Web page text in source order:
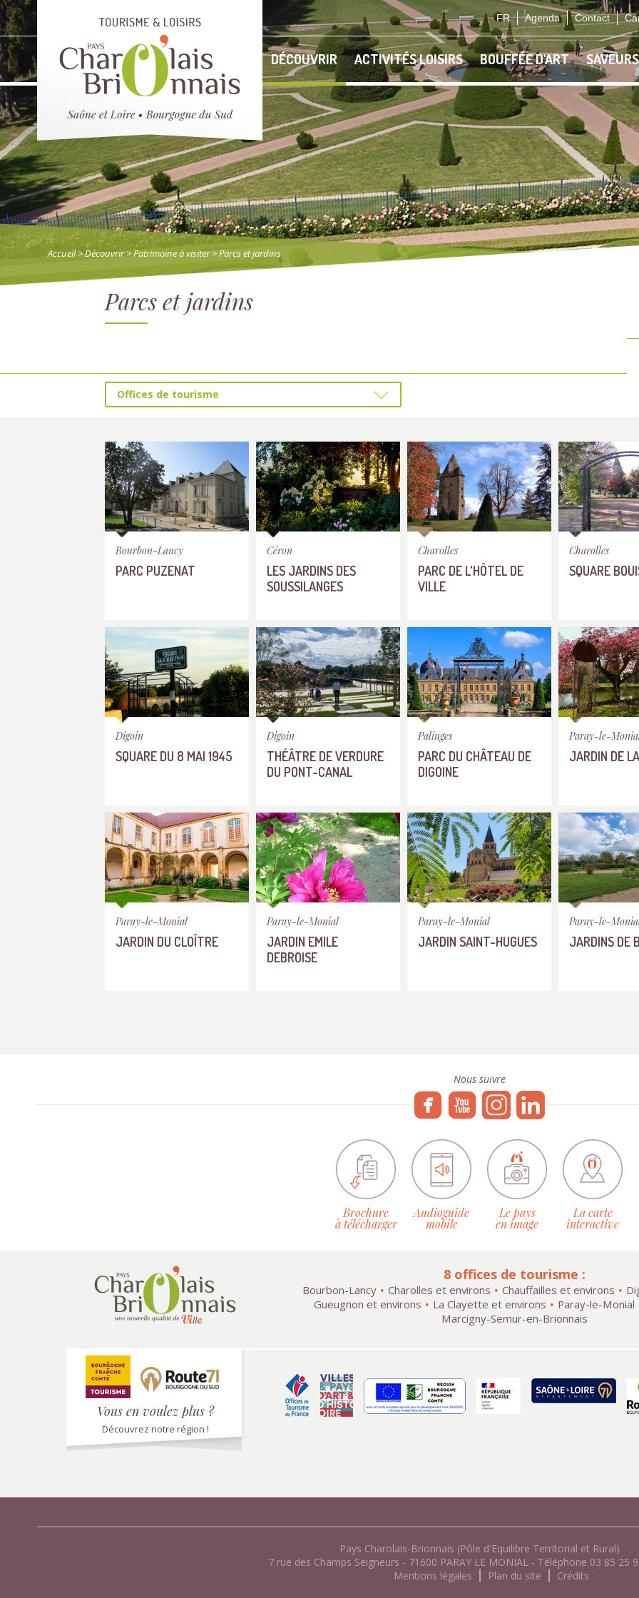
FR Agenda Contact
DÉCOUVRIR ACTIVITÉS LOISIRS BOUFFÉE D'ART
Accueil> Découvrir>Patrimoine à visiter> Parcs et jardins
Parcs et jardins
Offices de tourisme
Bourbon-Lancy
PARC PUZENAT
Céron
LES JARDINS DES
SOUSSILANGES
Charolles
PARC DE L'HÔTEL DE
VILLE
Charolles
SQUARE
Digoin
SQUARE DU 8 MAI 1945
Digoin
THÉÂTRE DE VERDURE
DU PONT-CANAL
Palinges
PARC DU CHÂTEAU DE
DIGOINE
Paray-le-
JARDIN DE
Paray-le-Monial
JARDIN DU CLOÎTRE
Paray-le-Monial
JARDIN EMILE
DEBROISE
Paray-le-Monial
JARDIN SAINT-HUGUES
Paray-le-
JARDINS DE
Nous suivre
Brochure
à télécharger
Audioguide
mobile
Le pays
en image
La carte
interactive
8 offices de tourisme :
Bourbon-Lancy Charolles et environs Chauffailles et environs
Gueugnon et environs
La Clayette et environs Paray-le-Monial
Marcigny-Semur-en-Brionnais
Vous en voulez plus ?
Découvrez notre région !
Pays Charolais-Brionnais (Pôle d'Equilibre Territorial et Rural)
7 rue des Champs Seigneurs - 71600 PARAY LE MONIAL - Téléphone 03 85 25
Mentions légales
Plan du site Crédits